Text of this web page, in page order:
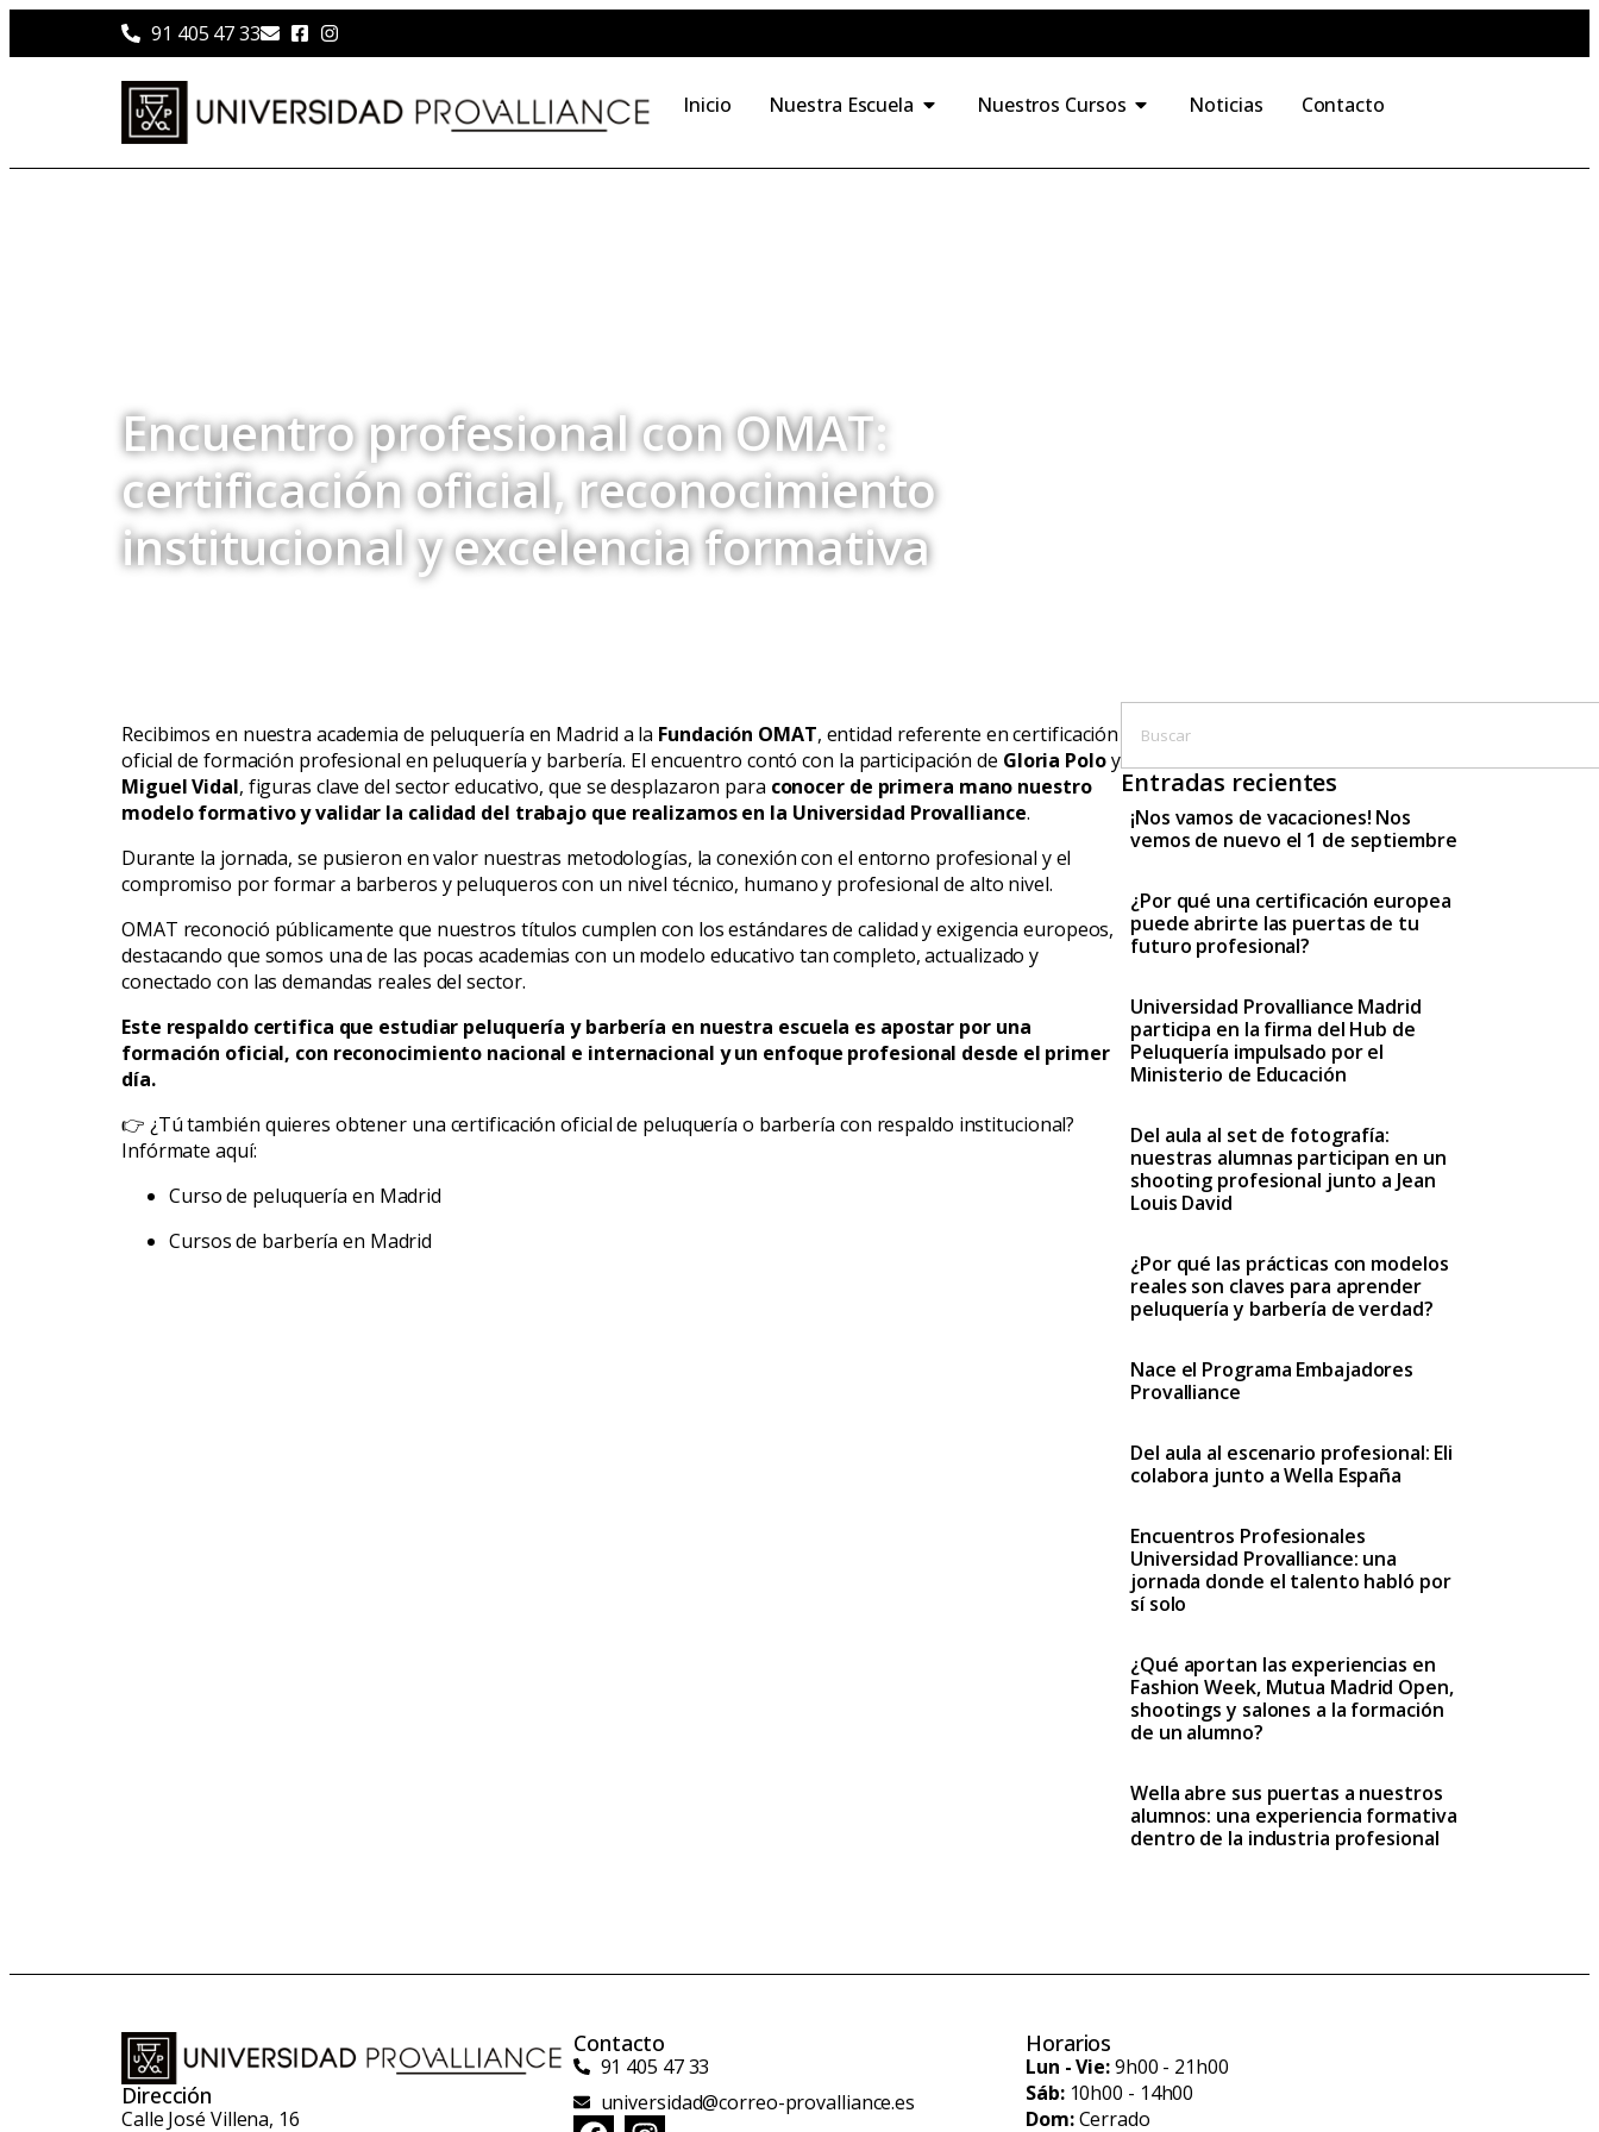
91 405 47 33
Inicio Nuestra Escuela Nuestros Cursos Noticias Contacto
Encuentro profesional con OMAT:
certificación oficial, reconocimiento
institucional y excelencia formativa
Recibimos en nuestra academia de peluquería en Madrid a la Fundación OMAT, entidad referente en certificación
oficial de formación profesional en peluquería y barbería. El encuentro contó con la participación de Gloria Poloy
Miguel Vidal, figuras clave del sector educativo, que se desplazaron para conocer de primera mano nuestro
modelo formativo y validar la calidad del trabajo que realizamos en la Universidad Provalliance.
Durante la jornada, se pusieron en valor nuestras metodologías, la conexión con el entorno profesional y el
compromiso por formar a barberos y peluqueros con un nivel técnico, humano y profesional de alto nivel.
OMAT reconoció públicamente que nuestros títulos cumplen con los estándares de calidad y exigencia europeos,
destacando que somos una de las pocas academias con un modelo educativo tan completo, actualizado y
conectado con las demandas reales del sector.
Este respaldo certifica que estudiar peluquería y barbería en nuestra escuela es apostar por una
formación oficial, con reconocimiento nacional e internacional y un enfoque profesional desde el primer
día.
👉 ¿Tú también quieres obtener una certificación oficial de peluquería o barbería con respaldo institucional?
Infórmate aquí:
Curso de peluquería en Madrid
Cursos de barbería en Madrid
Entradas recientes
¡Nos vamos de vacaciones! Nos
vemos de nuevo el 1 de septiembre
¿Por qué una certificación europea
puede abrirte las puertas de tu
futuro profesional?
Universidad Provalliance Madrid
participa en la firma del Hub de
Peluquería impulsado por el
Ministerio de Educación
Del aula al set de fotografía:
nuestras alumnas participan en un
shooting profesional junto a Jean
Louis David
¿Por qué las prácticas con modelos
reales son claves para aprender
peluquería y barbería de verdad?
Nace el Programa Embajadores
Provalliance
Del aula al escenario profesional: Eli
colabora junto a Wella España
Encuentros Profesionales
Universidad Provalliance: una
jornada donde el talento habló por
sí solo
¿Qué aportan las experiencias en
Fashion Week, Mutua Madrid Open,
shootings y salones a la formación
de un alumno?
Wella abre sus puertas a nuestros
alumnos: una experiencia formativa
dentro de la industria profesional
Dirección
Calle José Villena, 16
Contacto
91 405 47 33
universidad@correo-provalliance.es
Horarios
Lun - Vie:9h00 - 21h00
Sáb:10h00 - 14h00
Dom:Cerrado